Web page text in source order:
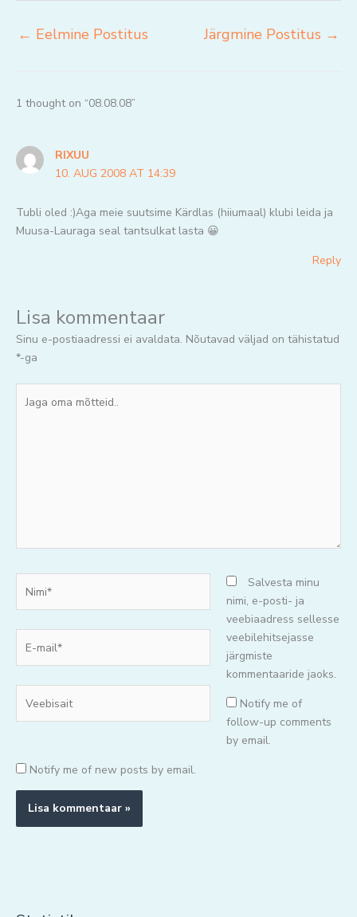
← Eelmine Postitus Järgmine Postitus →
1 thought on “08.08.08”
RIXUU
10. AUG 2008 AT 14:39
Tubli oled :)Aga meie suutsime Kärdlas (hiiumaal) klubi leida ja
Muusa-Lauraga seal tantsulkat lasta 😀
Reply
Lisa kommentaar
Sinu e-postiaadressi ei avaldata. Nõutavad väljad on tähistatud
*-ga
oma
mail*
Salvesta minu
nimi, e-posti- ja
veebiaadress sellesse
veebilehitsejasse
järgmiste
kommentaaride jaoks.
Notify me of
follow-up comments
by email.
Notify me of new posts by email.